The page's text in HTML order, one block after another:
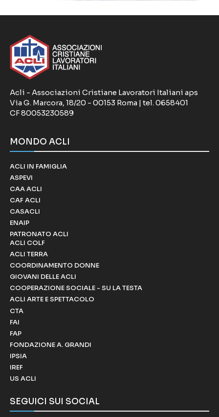
Acli - Associazioni Cristiane Lavoratori Italiani aps
Via G. Marcora, 18/20 - 00153 Roma | tel. 0658401
CF 80053230589
MONDO ACLI
ACLI IN FAMIGLIA
ASPEVI
CAA ACLI
CAF ACLI
CASACLI
ENAIP
PATRONATO ACLI
ACLI COLF
ACLI TERRA
COORDINAMENTO DONNE
GIOVANI DELLE ACLI
COOPERAZIONE SOCIALE - SU LA TESTA
ACLI ARTE E SPETTACOLO
CTA
FAI
FAP
FONDAZIONE A. GRANDI
IPSIA
IREF
US ACLI
SEGUICI SUI SOCIAL